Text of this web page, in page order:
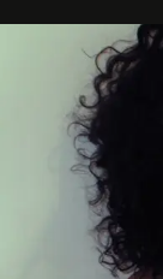
neerstrijkt in
die deze
zwoele nachten.